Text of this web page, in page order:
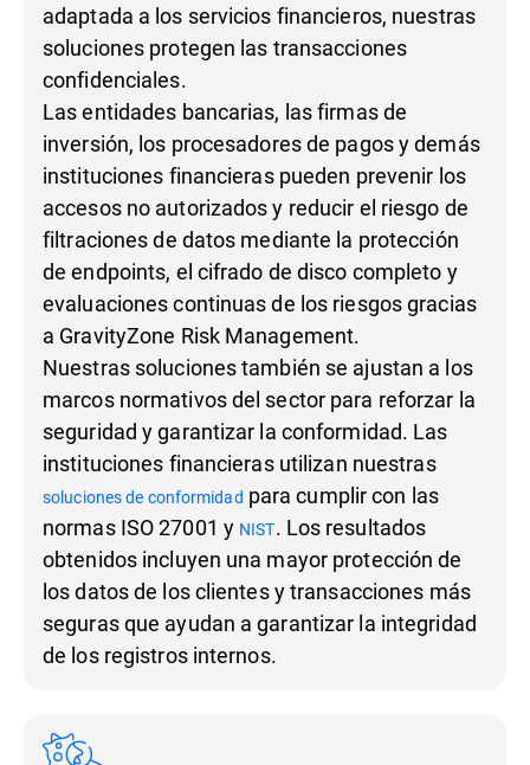
adaptada a los servicios financieros, nuestras
soluciones protegen las transacciones
confidenciales.
Las entidades bancarias, las firmas de
inversión, los procesadores de pagos y demás
instituciones financieras pueden prevenir los
accesos no autorizados y reducir el riesgo de
filtraciones de datos mediante la protección
de endpoints, el cifrado de disco completo y
evaluaciones continuas de los riesgos gracias
a GravityZone Risk Management.
Nuestras soluciones también se ajustan a los
marcos normativos del sector para reforzar la
seguridad y garantizar la conformidad. Las
instituciones financieras utilizan nuestras
soluciones de conformidad para cumplir con las
normas ISO 27001 y NIST. Los resultados
obtenidos incluyen una mayor protección de
los datos de los clientes y transacciones más
seguras que ayudan a garantizar la integridad
de los registros internos.